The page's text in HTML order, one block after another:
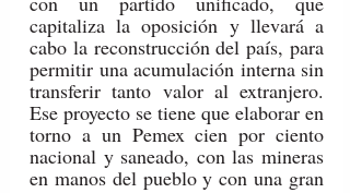
capitaliza la oposición y llevará a
cabo la reconstrucción del país, para
permitir una acumulación interna sin
transferir tanto valor al extranjero.
Ese proyecto se tiene que elaborar en
torno a un Pemex cien por ciento
nacional y saneado, con las mineras
en manos del pueblo y con una gran